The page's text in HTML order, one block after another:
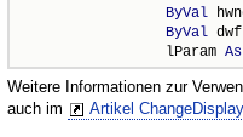
ByVal
ByVal
                 lParam
As
Weitere Informationen zur
auch im
Artikel